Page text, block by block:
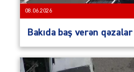
08.06.2026
Bakıda baş verən qəzalar